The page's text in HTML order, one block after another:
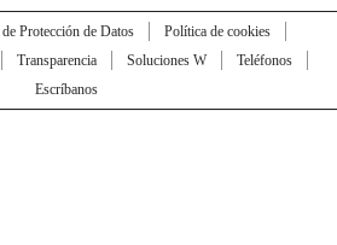
Protección de Datos
Política de cookies
Transparencia Soluciones W
Teléfonos
Escríbanos